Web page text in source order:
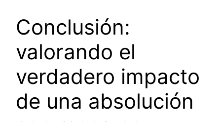
Conclusión:
valorando el
verdadero impacto
de una absolución